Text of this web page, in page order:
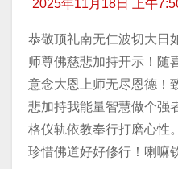
2025年11月18日 上午
恭敬顶礼南无仁波切大日
师尊佛慈悲加持开示！随
意念大恩上师无尽恩德！
悲加持我能量智慧做个强
格仪轨依教奉行打磨心性
珍惜佛道好好修行！喇嘛